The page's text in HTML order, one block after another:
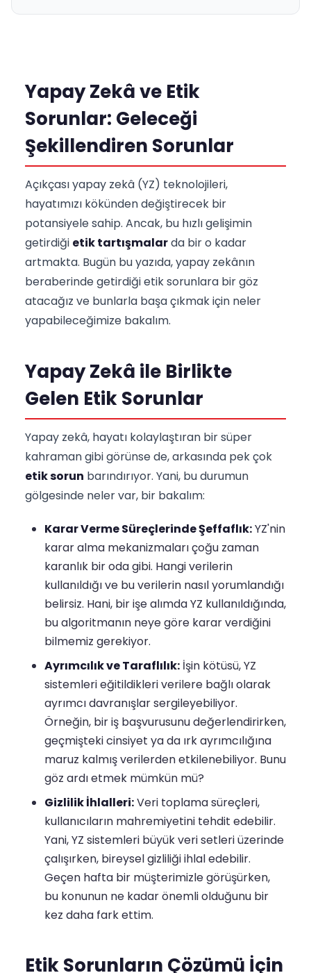
Yapay Zekâ ve Etik
Sorunlar: Geleceği
Şekillendiren Sorunlar
Açıkçası yapay zekâ (YZ) teknolojileri,
hayatımızı kökünden değiştirecek bir
potansiyele sahip. Ancak, bu hızlı gelişimin
getirdiği etik tartışmalarda bir o kadar
artmakta. Bugün bu yazıda, yapay zekânın
beraberinde getirdiği etik sorunlara bir göz
atacağız ve bunlarla başa çıkmak için neler
yapabileceğimize bakalım.
Yapay Zekâ ile Birlikte
Gelen Etik Sorunlar
Yapay zekâ, hayatı kolaylaştıran bir süper
kahraman gibi görünse de, arkasında pek çok
etik sorun barındırıyor. Yani, bu durumun
gölgesinde neler var, bir bakalım:
Karar Verme Süreçlerinde Şeffaflık:YZ'nin
karar alma mekanizmaları çoğu zaman
karanlık bir oda gibi. Hangi verilerin
kullanıldığı ve bu verilerin nasıl yorumlandığı
belirsiz. Hani, bir işe alımda YZ kullanıldığında,
bu algoritmanın neye göre karar verdiğini
bilmemiz gerekiyor.
Ayrımcılık ve Taraflılık: İşin kötüsü, YZ
sistemleri eğitildikleri verilere bağlı olarak
ayrımcı davranışlar sergileyebiliyor.
Örneğin, bir iş başvurusunu değerlendirirken,
geçmişteki cinsiyet ya da ırk ayrımcılığına
maruz kalmış verilerden etkilenebiliyor. Bunu
göz ardı etmek mümkün mü?
Gizlilik İhlalleri:Veri toplama süreçleri,
kullanıcıların mahremiyetini tehdit edebilir.
Yani, YZ sistemleri büyük veri setleri üzerinde
çalışırken, bireysel gizliliği ihlal edebilir.
Geçen hafta bir müşterimizle görüşürken,
bu konunun ne kadar önemli olduğunu bir
kez daha fark ettim.
Etik Sorunların Çözümü İçin